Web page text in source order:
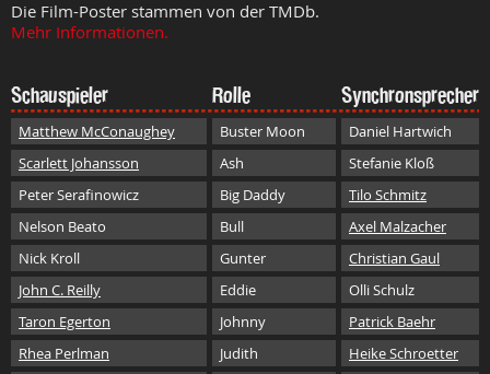
Die Film-Poster stammen von der TMDb.
Mehr Informationen.
Schauspieler Rolle Synchronsprecher
Matthew McConaughey Buster Moon
Daniel Hartwich
Scarlett Johansson
Ash
Stefanie Kloß
Peter Serafinowicz
Big Daddy
Tilo Schmitz
Nelson Beato
Bull
Axel Malzacher
Nick Kroll
Gunter
Christian Gaul
John C. Reilly
Eddie
Olli Schulz
Taron Egerton
Johnny
Patrick Baehr
Rhea Perlman
Judith
Heike Schroetter